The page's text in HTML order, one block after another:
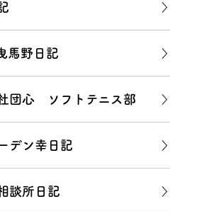
馬野日記
団心 ソフトテニス部
デン幸日記
談所日記